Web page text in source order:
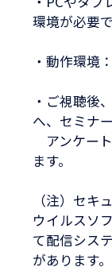
環境が必要で
・動作環境
・ご視聴後
へ、セミナ
アンケー
ます。
（注）セキ
ウイルスソ
て配信シス
があります。​